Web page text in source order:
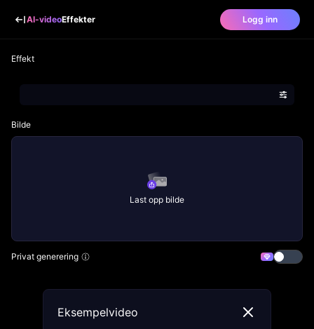
AI-videoEffekter Logg inn
Effekt
Bilde
Last opp bilde
Privat generering
Eksempelvideo